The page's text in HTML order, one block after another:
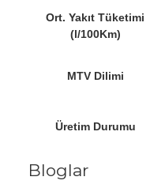
Ort. Yakıt Tüketimi
(l/100Km)
MTV Dilimi
Üretim Durumu
Bloglar